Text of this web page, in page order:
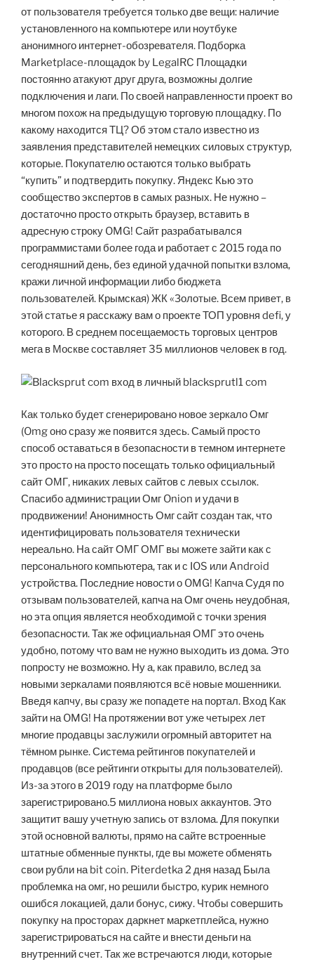
от пользователя требуется только две вещи: наличие
установленного на компьютере или ноутбуке
анонимного интернет-обозревателя. Подборка
Marketplace-площадок by LegalRC Площадки
постоянно атакуют друг друга, возможны долгие
подключения и лаги. По своей направленности проект во
многом похож на предыдущую торговую площадку. По
какому находится ТЦ? Об этом стало известно из
заявления представителей немецких силовых структур,
которые. Покупателю остаются только выбрать
“купить” и подтвердить покупку. Яндекс Кью это
сообщество экспертов в самых разных. Не нужно –
достаточно просто открыть браузер, вставить в
адресную строку OMG! Сайт разрабатывался
программистами более года и работает с 2015 года по
сегодняшний день, без единой удачной попытки взлома,
кражи личной информации либо бюджета
пользователей. Крымская) ЖК «Золотые. Всем привет, в
этой статье я расскажу вам о проекте ТОП уровня defi, у
которого. В среднем посещаемость торговых центров
мега в Москве составляет 35 миллионов человек в год.
Как только будет сгенерировано новое зеркало Омг
(Omg оно сразу же появится здесь. Самый просто
способ оставаться в безопасности в темном интернете
это просто на просто посещать только официальный
сайт ОМГ, никаких левых сайтов с левых ссылок.
Спасибо администрации Омг Onion и удачи в
продвижении! Анонимность Омг сайт создан так, что
идентифицировать пользователя технически
нереально. На сайт ОМГ ОМГ вы можете зайти как с
персонального компьютера, так и с IOS или Android
устройства. Последние новости о OMG! Капча Судя по
отзывам пользователей, капча на Омг очень неудобная,
но эта опция является необходимой с точки зрения
безопасности. Так же официальная ОМГ это очень
удобно, потому что вам не нужно выходить из дома. Это
попросту не возможно. Ну а, как правило, вслед за
новыми зеркалами появляются всё новые мошенники.
Введя капчу, вы сразу же попадете на портал. Вход Как
зайти на OMG! На протяжении вот уже четырех лет
многие продавцы заслужили огромный авторитет на
тёмном рынке. Система рейтингов покупателей и
продавцов (все рейтинги открыты для пользователей).
Из-за этого в 2019 году на платформе было
зарегистрировано.5 миллиона новых аккаунтов. Это
защитит вашу учетную запись от взлома. Для покупки
этой основной валюты, прямо на сайте встроенные
штатные обменные пункты, где вы можете обменять
свои рубли на bit coin. Piterdetka 2 дня назад Была
проблемка на омг, но решили быстро, курик немного
ошибся локацией, дали бонус, сижу. Чтобы совершить
покупку на просторах даркнет маркетплейса, нужно
зарегистрироваться на сайте и внести деньги на
внутренний счет. Так же встречаются люди, которые